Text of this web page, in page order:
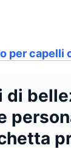
per capelli
di